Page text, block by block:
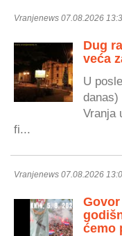
Vranjenews 07.08.2026
Dug
veća
U
danas)
Vranja
fi...
Vranjenews 07.08.2026
ćemo